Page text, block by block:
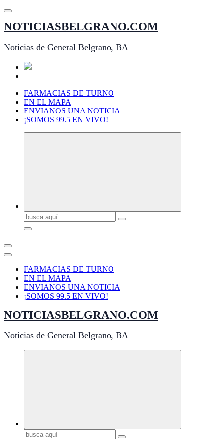
Saltar
contenido
NOTICIASBELGRANO.COM
Noticias de General Belgrano, BA
FARMACIAS DE TURNO
EN EL MAPA
ENVIANOS UNA NOTICIA
¡SOMOS 99.5 EN VIVO!
Buscar:
FARMACIAS DE TURNO
EN EL MAPA
ENVIANOS UNA NOTICIA
¡SOMOS 99.5 EN VIVO!
NOTICIASBELGRANO.COM
Noticias de General Belgrano, BA
Buscar: